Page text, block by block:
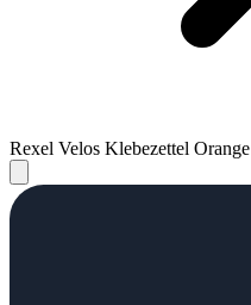
Rexel Velos Klebezettel Orange